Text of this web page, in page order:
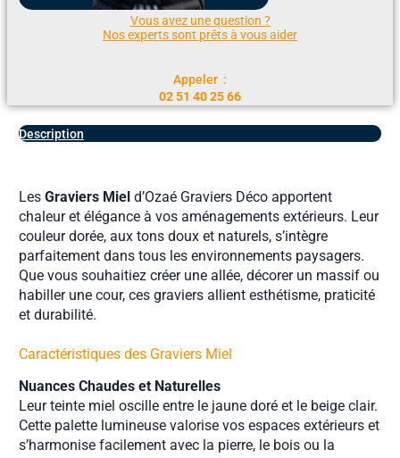
Vous avez une question ?
Nos experts sont prêts à vous aider
Appeler :
02 51 40 25 66
Description
Les Graviers Miel d’Ozaé Graviers Déco apportent
chaleur et élégance à vos aménagements extérieurs. Leur
couleur dorée, aux tons doux et naturels, s’intègre
parfaitement dans tous les environnements paysagers.
Que vous souhaitiez créer une allée, décorer un massif ou
habiller une cour, ces graviers allient esthétisme, praticité
et durabilité.
Caractéristiques des Graviers Miel
Nuances Chaudes et Naturelles
Leur teinte miel oscille entre le jaune doré et le beige clair.
Cette palette lumineuse valorise vos espaces extérieurs et
s’harmonise facilement avec la pierre, le bois ou la